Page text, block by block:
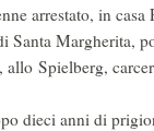
arrestato, in casa
Santa Margherita,
allo Spielberg,
dieci anni di